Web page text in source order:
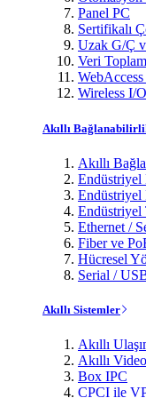
Panel PC
Sertifikalı
Uzak G/Ç
Veri
Wireless I/
Akıllı
Akıllı
Endüstriyel
Endüstriyel
Endüstriyel
Ethernet /
Fiber ve
Hücresel
Serial /
Akıllı Sistemler
Akıllı
Akıllı
Box IPC
CPCI ile